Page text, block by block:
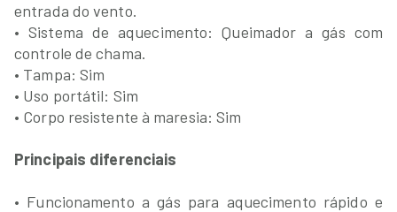
entrada do vento.
• Sistema de aquecimento: Queimador a gás com
controle de chama.
• Tampa: Sim
• Uso portátil: Sim
• Corpo resistente à maresia: Sim
Principais diferenciais
• Funcionamento a gás para aquecimento rápido e